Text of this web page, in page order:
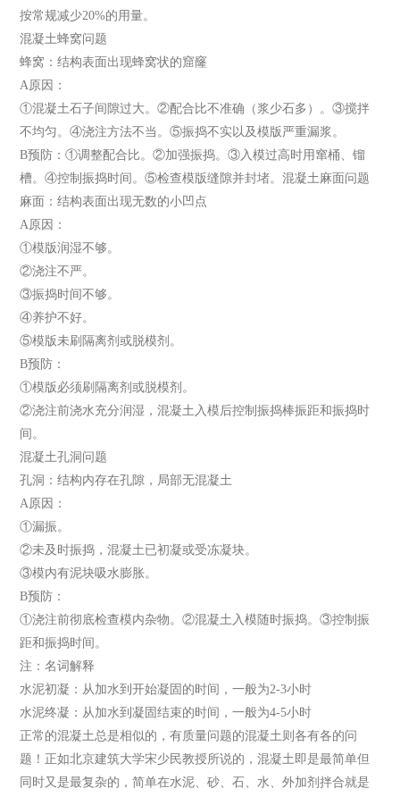
按常规减少20%的用量。
混凝土蜂窝问题
蜂窝：结构表面出现蜂窝状的窟窿
A原因：
①混凝土石子间隙过大。②配合比不准确（浆少石多）。③搅拌
不均匀。④浇注方法不当。⑤振捣不实以及模版严重漏浆。
B预防：①调整配合比。②加强振捣。③入模过高时用窜桶、镏
槽。④控制振捣时间。⑤检查模版缝隙并封堵。混凝土麻面问题
麻面：结构表面出现无数的小凹点
A原因：
①模版润湿不够。
②浇注不严。
③振捣时间不够。
④养护不好。
⑤模版未刷隔离剂或脱模剂。
B预防：
①模版必须刷隔离剂或脱模剂。
②浇注前浇水充分润湿，混凝土入模后控制振捣棒振距和振捣时
间。
混凝土孔洞问题
孔洞：结构内存在孔隙，局部无混凝土
A原因：
①漏振。
②未及时振捣，混凝土已初凝或受冻凝块。
③模内有泥块吸水膨胀。
B预防：
①浇注前彻底检查模内杂物。②混凝土入模随时振捣。③控制振
距和振捣时间。
注：名词解释
水泥初凝：从加水到开始凝固的时间，一般为2-3小时
水泥终凝：从加水到凝固结束的时间，一般为4-5小时
正常的混凝土总是相似的，有质量问题的混凝土则各有各的问
题！正如北京建筑大学宋少民教授所说的，混凝土即是最简单但
同时又是最复杂的，简单在水泥、砂、石、水、外加剂拌合就是